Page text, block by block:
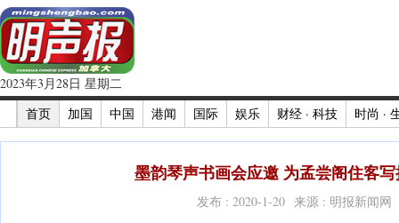
2023年3月28日 星期二
首页
加国 中国 港闻 国际 娱乐 财经 · 科技 时尚 ·
墨韵琴声书画会应邀 为孟尝阁住客
发布 : 2020-1-20 来源 : 明报新闻网